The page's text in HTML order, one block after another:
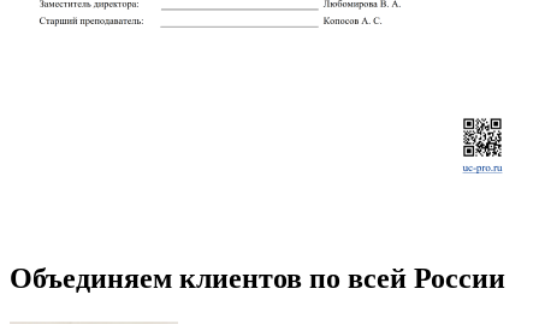
Объединяем клиентов по всей России